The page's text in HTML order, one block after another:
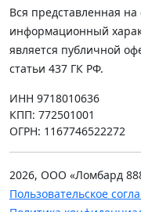
Вся представленная
информационный
является публичной
статьи 437 ГК РФ.
ИНН 9718010636
КПП: 772501001
ОГРН: 1167746522272
2026, ООО «Ломбард
Пользовательское